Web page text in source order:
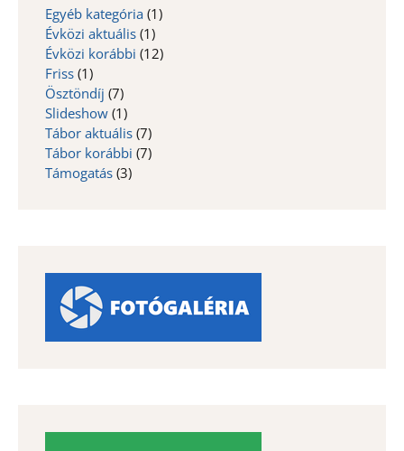
Egyéb kategória (1)
Évközi aktuális (1)
Évközi korábbi (12)
Friss (1)
Ösztöndíj (7)
Slideshow (1)
Tábor aktuális (7)
Tábor korábbi (7)
Támogatás (3)